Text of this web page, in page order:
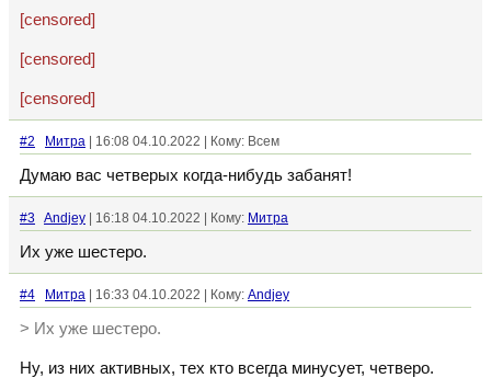
[censored]
[censored]
[censored]
#2 Митра | 16:08 04.10.2022 | Кому: Всем
Думаю вас четверых когда-нибудь забанят!
#3 Andjey | 16:18 04.10.2022 | Кому: Митра
Их уже шестеро.
#4 Митра | 16:33 04.10.2022 | Кому: Andjey
> Их уже шестеро.
Ну, из них активных, тех кто всегда минусует, четверо.